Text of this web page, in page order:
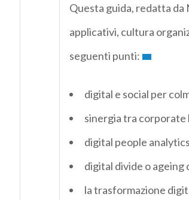
Questa guida, redatta da
applicativi, cultura
seguenti punti:
digital e social per
sinergia tra corporate
digital people
digital divide o
la trasformazione